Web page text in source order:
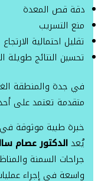
دقة قص المعدة
منع التسريب
تقليل احتمالية الارتجاع
تحسين النتائج طويلة
في جدة والمنطقة
متقدمة تعتمد على
خبرة طبية موثوقة
يُعدالدكتور عصام
جراحات السمنة
واسعة في إجراء